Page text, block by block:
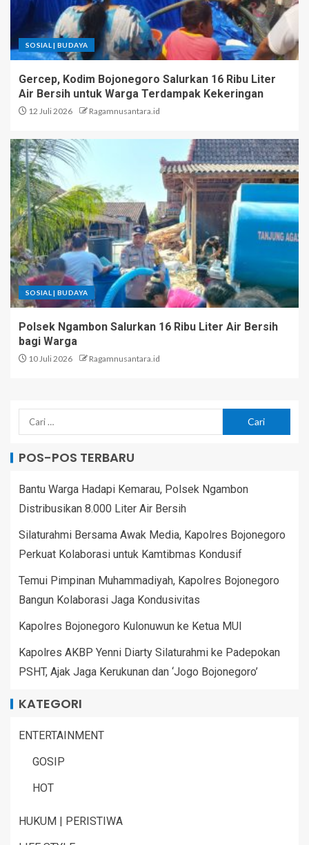
SOSIAL | BUDAYA
Gercep, Kodim Bojonegoro Salurkan 16 Ribu Liter
Air Bersih untuk Warga Terdampak Kekeringan
12 Juli 2026 Ragamnusantara.id
SOSIAL | BUDAYA
Polsek Ngambon Salurkan 16 Ribu Liter Air Bersih
bagi Warga
10 Juli 2026 Ragamnusantara.id
POS-POS TERBARU
Bantu Warga Hadapi Kemarau, Polsek Ngambon
Distribusikan 8.000 Liter Air Bersih
Silaturahmi Bersama Awak Media, Kapolres Bojonegoro
Perkuat Kolaborasi untuk Kamtibmas Kondusif
Temui Pimpinan Muhammadiyah, Kapolres Bojonegoro
Bangun Kolaborasi Jaga Kondusivitas
Kapolres Bojonegoro Kulonuwun ke Ketua MUI
Kapolres AKBP Yenni Diarty Silaturahmi ke Padepokan
PSHT, Ajak Jaga Kerukunan dan ‘Jogo Bojonegoro’
KATEGORI
ENTERTAINMENT
GOSIP
HOT
HUKUM | PERISTIWA